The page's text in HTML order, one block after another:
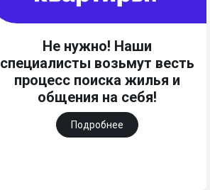
Не нужно! Наши
специалисты возьмут весть
процесс поиска жилья и
общения на себя!
Подробнее